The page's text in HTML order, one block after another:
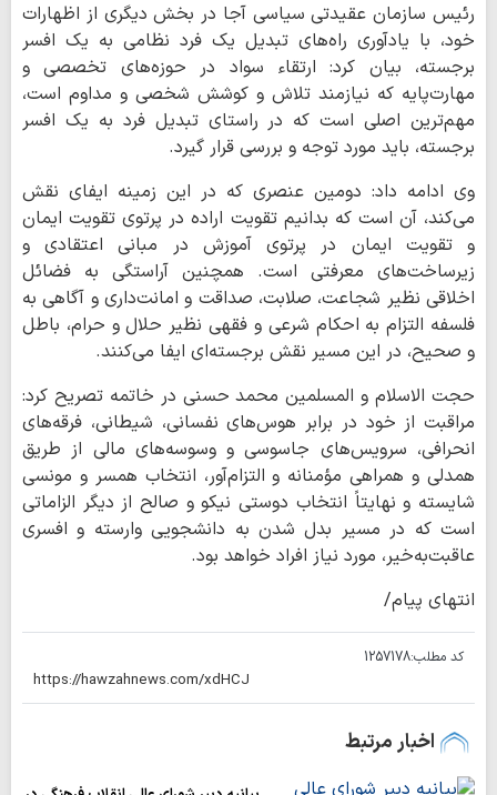
رئیس سازمان عقیدتی سیاسی آجا در بخش دیگری از اظهارات
خود، با یادآوری راه‌های تبدیل یک فرد نظامی به یک افسر
برجسته، بیان کرد: ارتقاء سواد در حوزه‌های تخصصی و
مهارت‌پایه که نیازمند تلاش و کوشش شخصی و مداوم است،
مهم‌ترین اصلی است که در راستای تبدیل فرد به یک افسر
برجسته، باید مورد توجه و بررسی قرار گیرد.
وی ادامه داد: دومین عنصری که در این زمینه ایفای نقش
می‌کند، آن است که بدانیم تقویت اراده در پرتوی تقویت ایمان
و تقویت ایمان در پرتوی آموزش در مبانی اعتقادی و
زیرساخت‌های معرفتی است. همچنین آراستگی به فضائل
اخلاقی نظیر شجاعت، صلابت، صداقت و امانت‌داری و آگاهی به
فلسفه التزام به احکام شرعی و فقهی نظیر حلال و حرام، باطل
و صحیح، در این مسیر نقش برجسته‌ای ایفا می‌‎کنند.
حجت الاسلام و المسلمین محمد حسنی در خاتمه تصریح کرد:
مراقبت از خود در برابر هوس‌های نفسانی، شیطانی، فرقه‌های
انحرافی، سرویس‌های جاسوسی و وسوسه‌های مالی از طریق
همدلی و همراهی مؤمنانه و التزام‌آور، انتخاب همسر و مونسی
شایسته و نهایتاً انتخاب دوستی نیکو و صالح از دیگر الزاماتی
است که در مسیر بدل شدن به دانشجویی وارسته و افسری
عاقبت‌به‌خیر، مورد نیاز افراد خواهد بود.
انتهای پیام/
کد مطلب:1257178
اخبار مرتبط